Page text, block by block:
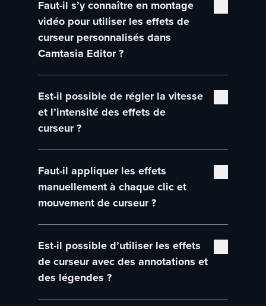
Faut-il s’y connaître en montage
vidéo pour utiliser les effets de
curseur personnalisés dans
Camtasia Editor ?
conçus pour être simples à utiliser. Vous
pouvez les appliquer par glisser-déposer,
sans être un as du montage.
Est-il possible de régler la vitesse
et l’intensité des effets de
curseur ?
options de personnalisation. Vous pouvez
modifier la vitesse, l’intensité du mouvement
et la visibilité en fonction du style de la vidéo.
Faut-il appliquer les effets
manuellement à chaque clic et
mouvement de curseur ?
s’appliquent automatiquement à l’intégralité
de la vidéo. Vous pouvez donc facilement
optimiser votre séquence sans la modifier
Est-il possible d’utiliser les effets
de curseur avec des annotations et
des légendes ?